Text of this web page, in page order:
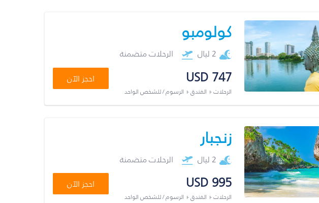
كولومبو
2 ليال الرحلات متضمنة
USD 747
الرحلات + الفندق + الرسوم / للشخص الواحد
احجز الآن
زنجبار
2 ليال الرحلات متضمنة
USD 995
الرحلات + الفندق + الرسوم / للشخص الواحد
احجز الآن